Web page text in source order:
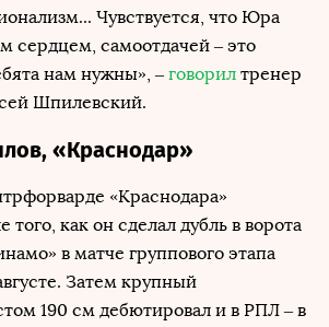
Чувствуется, что Юра
сердцем, самоотдачей – это
нам нужны», – говорил тренер
Шпилевский.
«Краснодар»
«Краснодара»
того, как он сделал дубль в ворота
в матче группового этапа
Затем крупный
190 см дебютировал и в РПЛ – в